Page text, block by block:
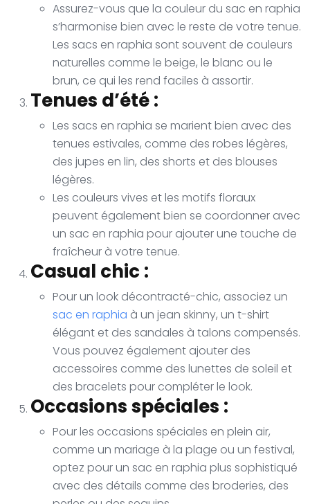
Assurez-vous que la couleur du sac en raphia
s’harmonise bien avec le reste de votre tenue.
Les sacs en raphia sont souvent de couleurs
naturelles comme le beige, le blanc ou le
brun, ce qui les rend faciles à assortir.
Tenues d’été :
Les sacs en raphia se marient bien avec des
tenues estivales, comme des robes légères,
des jupes en lin, des shorts et des blouses
légères.
Les couleurs vives et les motifs floraux
peuvent également bien se coordonner avec
un sac en raphia pour ajouter une touche de
fraîcheur à votre tenue.
Casual chic :
Pour un look décontracté-chic, associez un
sac en raphia à un jean skinny, un t-shirt
élégant et des sandales à talons compensés.
Vous pouvez également ajouter des
accessoires comme des lunettes de soleil et
des bracelets pour compléter le look.
Occasions spéciales :
Pour les occasions spéciales en plein air,
comme un mariage à la plage ou un festival,
optez pour un sac en raphia plus sophistiqué
avec des détails comme des broderies, des